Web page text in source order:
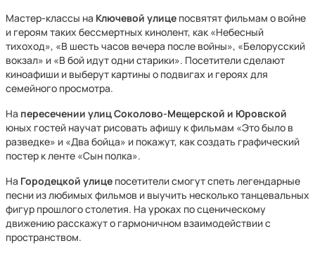
Мастер-классы на Ключевой улице посвятят фильмам о войне
и героям таких бессмертных кинолент, как «Небесный
тихоход», «В шесть часов вечера после войны», «Белорусский
вокзал» и «В бой идут одни старики». Посетители сделают
киноафиши и выберут картины о подвигах и героях для
семейного просмотра.
На пересечении улиц Соколово-Мещерской и Юровской
юных гостей научат рисовать афишу к фильмам «Это было в
разведке» и «Два бойца» и покажут, как создать графический
постер к ленте «Сын полка».
На Городецкой улице посетители смогут спеть легендарные
песни из любимых фильмов и выучить несколько танцевальных
фигур прошлого столетия. На уроках по сценическому
движению расскажут о гармоничном взаимодействии с
пространством.